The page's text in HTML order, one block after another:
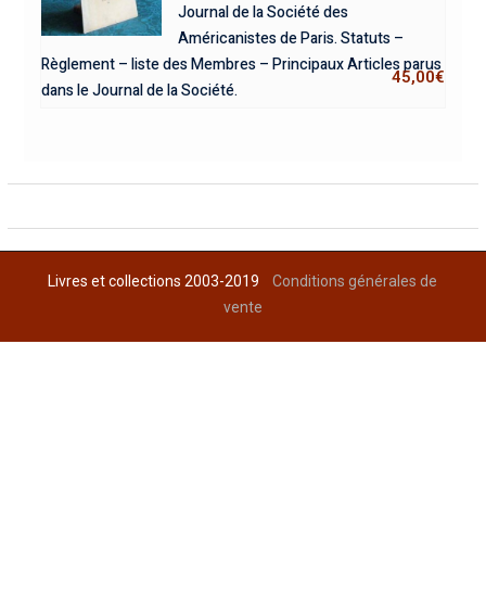
Journal de la Société des
Américanistes de Paris. Statuts –
Règlement – liste des Membres – Principaux Articles parus
dans le Journal de la Société.
45,00€
Livres et collections 2003-2019Conditions générales de
vente